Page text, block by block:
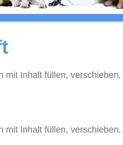
mit Inhalt füllen,
mit Inhalt füllen,